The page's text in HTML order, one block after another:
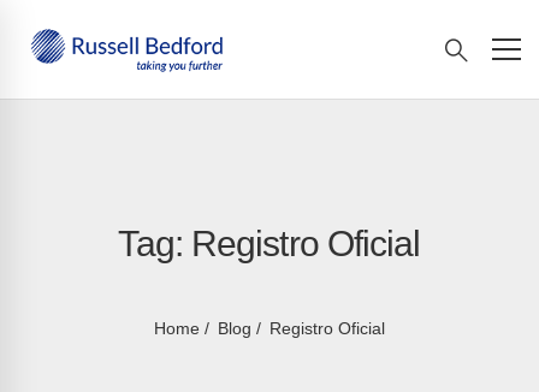
Tag: Registro Oficial
Home Blog Registro Oficial